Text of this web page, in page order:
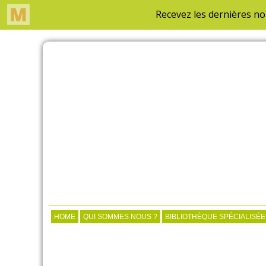
HOME QUI SOMMES NOUS ? BIBLIOTHÈQUE SPÉCIALISÉE